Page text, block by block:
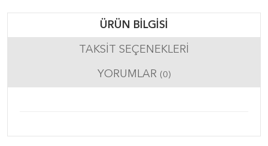
ÜRÜN BILGISI
TAKSIT SEÇENEKLERI
YORUMLAR (0)